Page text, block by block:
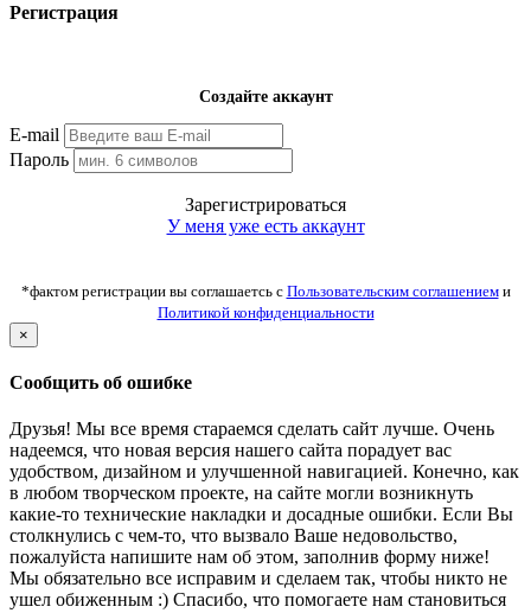
Регистрация
Создайте аккаунт
E-mail
Пароль
Зарегистрироваться
У меня уже есть аккаунт
*фактом регистрации вы соглашаетсь с Пользовательским соглашениеми
Политикой конфиденциальности
×
Сообщить об ошибке
Друзья! Мы все время стараемся сделать сайт лучше. Очень
надеемся, что новая версия нашего сайта порадует вас
удобством, дизайном и улучшенной навигацией. Конечно, как
в любом творческом проекте, на сайте могли возникнуть
какие-то технические накладки и досадные ошибки. Если Вы
столкнулись с чем-то, что вызвало Ваше недовольство,
пожалуйста напишите нам об этом, заполнив форму ниже!
Мы обязательно все исправим и сделаем так, чтобы никто не
ушел обиженным :) Спасибо, что помогаете нам становиться